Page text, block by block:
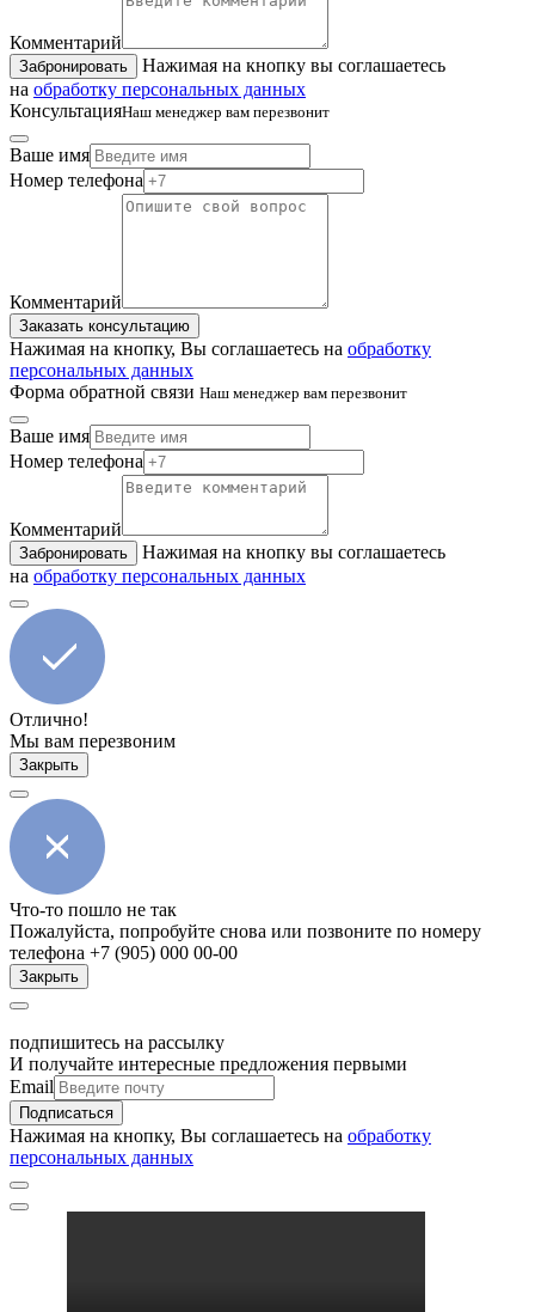
Комментарий
Забронировать
Нажимая на кнопку вы соглашаетесь
на обработку персональных данных
КонсультацияНаш менеджер вам перезвонит
Ваше имя
Номер телефона
Комментарий
Заказать консультацию
Нажимая на кнопку, Вы соглашаетесь на обработку
персональных данных
Форма обратной связи Наш менеджер вам перезвонит
Ваше имя
Номер телефона
Комментарий
Забронировать
Нажимая на кнопку вы соглашаетесь
на обработку персональных данных
Отлично!
Мы вам перезвоним
Закрыть
Что-то пошло не так
Пожалуйста, попробуйте снова или позвоните по номеру
телефона +7 (905) 000 00-00
Закрыть
подпишитесь на рассылку
И получайте интересные предложения первыми
Email
Подписаться
Нажимая на кнопку, Вы соглашаетесь на обработку
персональных данных